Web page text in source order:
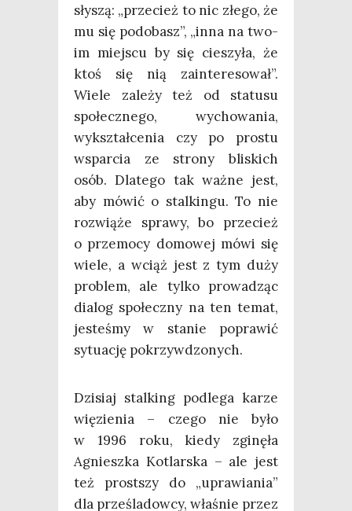
sły­szą: „prze­cież to nic złe­go, że
mu się podo­basz”, „inna na two­
im miej­scu by się cie­szy­ła, że
ktoś się nią zain­te­re­so­wał”.
Wie­le zale­ży też od sta­tu­su
spo­łecz­ne­go, wycho­wa­nia,
wykształ­ce­nia czy po pro­stu
wspar­cia ze stro­ny bli­skich
osób. Dla­te­go tak waż­ne jest,
aby mówić o stal­kin­gu. To nie
roz­wią­że spra­wy, bo prze­cież
o prze­mo­cy domo­wej mówi się
wie­le, a wciąż jest z tym duży
pro­blem, ale tyl­ko pro­wa­dząc
dia­log spo­łecz­ny na ten temat,
jeste­śmy w sta­nie popra­wić
sytu­ację pokrzywdzonych.
Dzi­siaj stal­king pod­le­ga karze
wię­zie­nia – cze­go nie było
w 1996 roku, kie­dy zgi­nę­ła
Agniesz­ka Kotlar­ska – ale jest
też prost­szy do „upra­wia­nia”
dla prze­śla­dow­cy, wła­śnie przez